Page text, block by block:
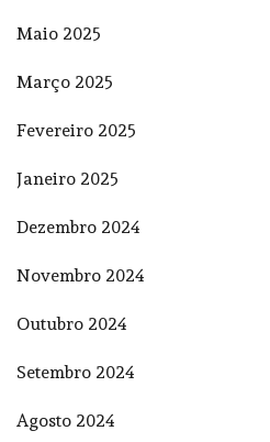
Maio 2025
Março 2025
Fevereiro 2025
Janeiro 2025
Dezembro 2024
Novembro 2024
Outubro 2024
Setembro 2024
Agosto 2024